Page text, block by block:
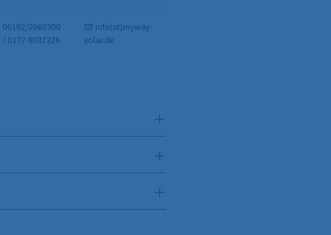
06192/2060300
/ 0177 8037326
info(at)myway-
solar.de